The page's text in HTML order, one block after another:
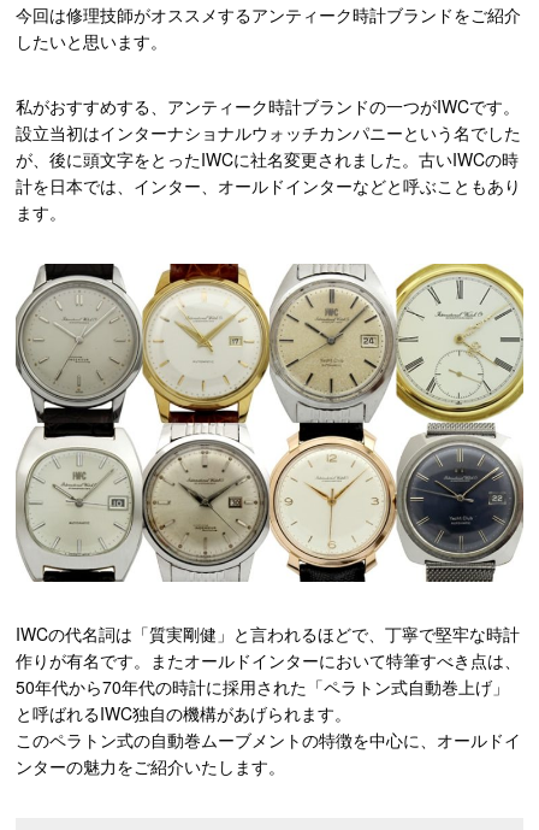
今回は修理技師がオススメするアンティーク時計ブランドをご紹介
したいと思います。
私がおすすめする、アンティーク時計ブランドの一つがIWCです。
設立当初はインターナショナルウォッチカンパニーという名でした
が、後に頭文字をとったIWCに社名変更されました。古いIWCの時
計を日本では、インター、オールドインターなどと呼ぶこともあり
ます。
IWCの代名詞は「質実剛健」と言われるほどで、丁寧で堅牢な時計
作りが有名です。またオールドインターにおいて特筆すべき点は、
50年代から70年代の時計に採用された「ペラトン式自動巻上げ」
と呼ばれるIWC独自の機構があげられます。
このペラトン式の自動巻ムーブメントの特徴を中心に、オールドイ
ンターの魅力をご紹介いたします。